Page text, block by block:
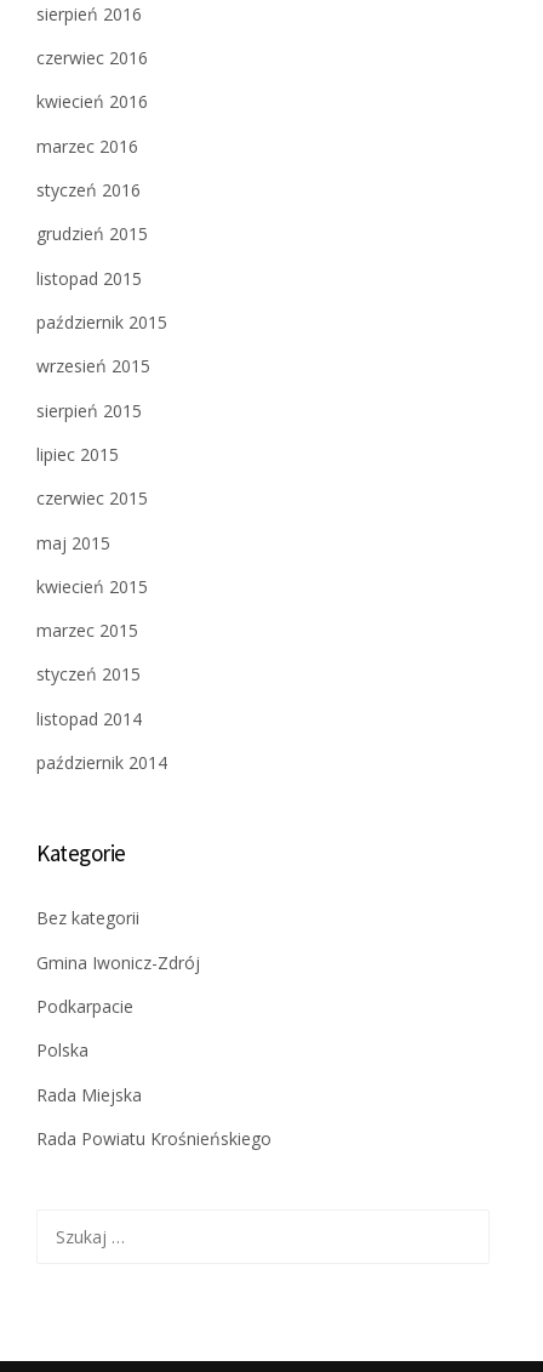
sierpień 2016
czerwiec 2016
kwiecień 2016
marzec 2016
styczeń 2016
grudzień 2015
listopad 2015
październik 2015
wrzesień 2015
sierpień 2015
lipiec 2015
czerwiec 2015
maj 2015
kwiecień 2015
marzec 2015
styczeń 2015
listopad 2014
październik 2014
Kategorie
Bez kategorii
Gmina Iwonicz-Zdrój
Podkarpacie
Polska
Rada Miejska
Rada Powiatu Krośnieńskiego